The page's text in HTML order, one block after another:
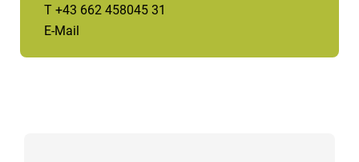
T +43 662 458045 31
E-Mail